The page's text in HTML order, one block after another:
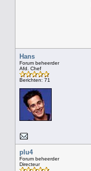
Hans
Forum beheerder
Afd. Chef
Berichten: 71
plu4
Forum beheerder
Directeur